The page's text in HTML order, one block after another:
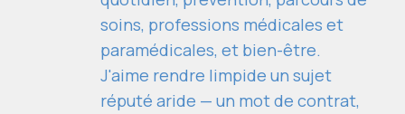
soins, professions médicales et
paramédicales, et bien-être.
J'aime rendre limpide un sujet
réputé aride — un mot de contrat,